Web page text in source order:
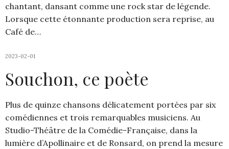
chantant, dansant comme une rock star de légende.
Lorsque cette étonnante production sera reprise, au
Café de…
2023-02-01
Souchon, ce poète
Plus de quinze chansons délicatement portées par six
comédiennes et trois remarquables musiciens. Au
Studio-Théâtre de la Comédie-Française, dans la
lumière d’Apollinaire et de Ronsard, on prend la mesure